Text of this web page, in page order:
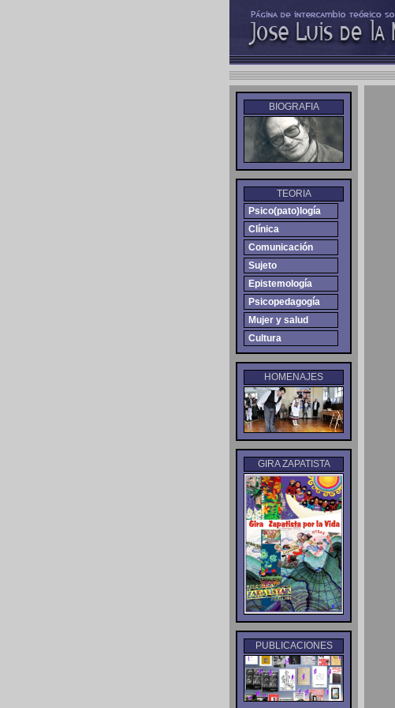
BIOGRAFIA
TEORIA
Psico(pato)logía
Clínica
Comunicación
Sujeto
Epistemología
Psicopedagogía
Mujer y salud
Cultura
HOMENAJES
GIRA ZAPATISTA
PUBLICACIONES